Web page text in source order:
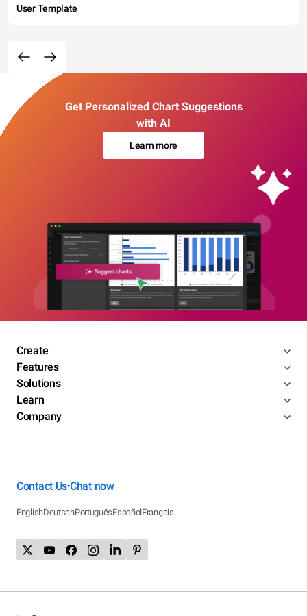
User Template
Get Personalized Chart Suggestions
with AI
Learn more
Create
Features
Solutions
Learn
Company
Contact Us•Chat now
EnglishDeutschPortuguêsEspañolFrançais